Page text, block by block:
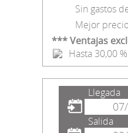
Sin gastos
Mejor
*** Ventajas
Hasta 30,00
Llegada
Salida